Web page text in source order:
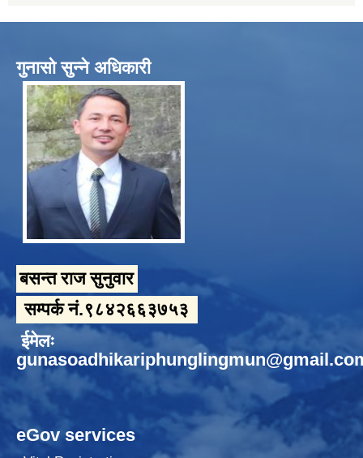
गुनासो सुन्ने अधिकारी
बसन्त राज सुनुवार
सम्पर्क नं.९८४२६६३७५३
ईमेलः
eGov services